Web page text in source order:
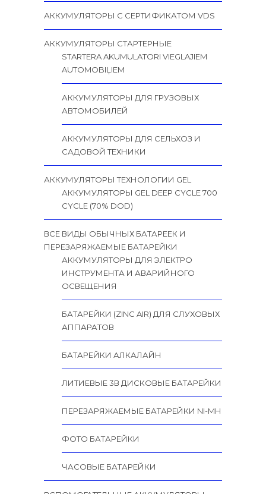
АККУМУЛЯТОРЫ С СЕРТИФИКАТОМ VDS
АККУМУЛЯТОРЫ СТАРТЕРНЫЕ
STARTERA AKUMULATORI VIEGLAJIEM
AUTOMOBIĻIEM
АККУМУЛЯТОРЫ ДЛЯ ГРУЗОВЫХ
АВТОМОБИЛЕЙ
АККУМУЛЯТОРЫ ДЛЯ СЕЛЬХОЗ И
САДОВОЙ ТЕХНИКИ
АККУМУЛЯТОРЫ ТЕХНОЛОГИИ GEL
АККУМУЛЯТОРЫ GEL DEEP CYCLE 700
CYCLE (70% DOD)
ВСЕ ВИДЫ ОБЫЧНЫХ БАТАРЕЕК И
ПЕРЕЗАРЯЖАЕМЫЕ БАТАРЕЙКИ
АККУМУЛЯТОРЫ ДЛЯ ЭЛЕКТРО
ИНСТРУМЕНТА И АВАРИЙНОГО
ОСВЕЩЕНИЯ
БАТАРЕЙКИ (ZINC AIR) ДЛЯ СЛУХОВЫХ
АППАРАТОВ
БАТАРЕЙКИ АЛКАЛАЙН
ЛИТИЕВЫЕ 3В ДИСКОВЫЕ БАТАРЕЙКИ
ПЕРЕЗАРЯЖАЕМЫЕ БАТАРЕЙКИ NI-MH
ФОТО БАТАРЕЙКИ
ЧАСОВЫЕ БАТАРЕЙКИ